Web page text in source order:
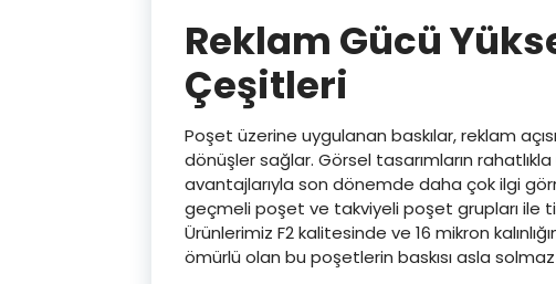
Reklam Gücü
Çeşitleri
Poşet üzerine uygulanan baskılar, reklam
dönüşler sağlar. Görsel tasarımların
avantajlarıyla son dönemde daha çok ilgi
geçmeli poşet ve takviyeli poşet grupları ile
Ürünlerimiz F2 kalitesinde ve 16 mikron
ömürlü olan bu poşetlerin baskısı asla